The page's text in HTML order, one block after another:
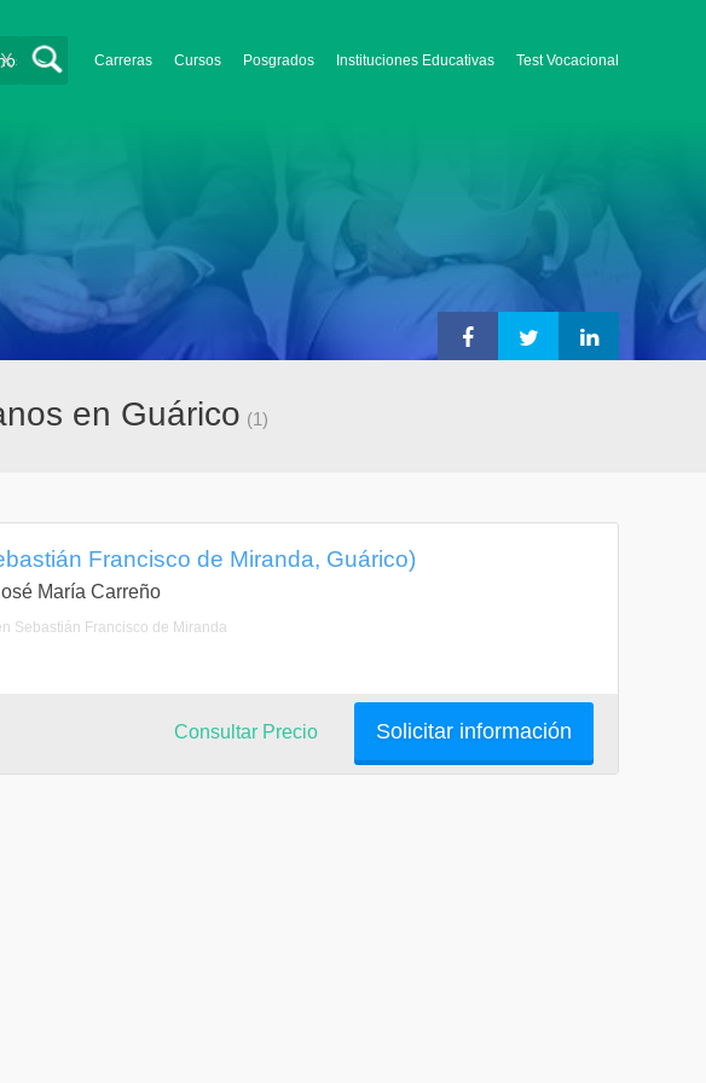
Carreras Cursos Posgrados Instituciones Educativas Test Vocacional
X
en Guárico (1)
Francisco de Miranda, Guárico)
María Carreño
Sebastián Francisco de Miranda
Solicitar información
Consultar Precio